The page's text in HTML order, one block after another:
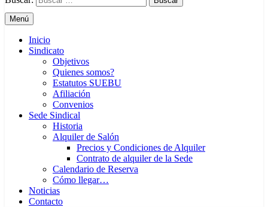
Menú
Inicio
Sindicato
Objetivos
Quienes somos?
Estatutos SUEBU
Afiliación
Convenios
Sede Sindical
Historia
Alquiler de Salón
Precios y Condiciones de Alquiler
Contrato de alquiler de la Sede
Calendario de Reserva
Cómo llegar…
Noticias
Contacto